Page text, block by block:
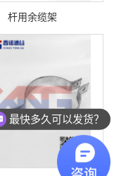
杆用余缆架
最快多久可以发货？